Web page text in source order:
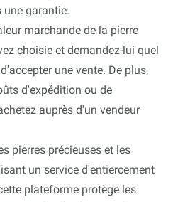
garantie.
marchande de la pierre
choisie et demandez-lui quel
une vente. De plus,
d'expédition ou de
auprès d'un vendeur
pierres précieuses et les
un service d'entiercement
plateforme protège les